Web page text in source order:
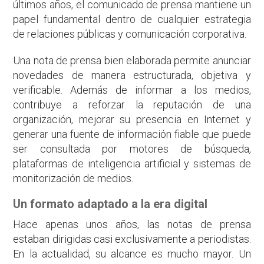
últimos años, el comunicado de prensa mantiene un
papel fundamental dentro de cualquier estrategia
de relaciones públicas y comunicación corporativa.
Una nota de prensa bien elaborada permite anunciar
novedades de manera estructurada, objetiva y
verificable. Además de informar a los medios,
contribuye a reforzar la reputación de una
organización, mejorar su presencia en Internet y
generar una fuente de información fiable que puede
ser consultada por motores de búsqueda,
plataformas de inteligencia artificial y sistemas de
monitorización de medios.
Un formato adaptado a la era digital
Hace apenas unos años, las notas de prensa
estaban dirigidas casi exclusivamente a periodistas.
En la actualidad, su alcance es mucho mayor. Un